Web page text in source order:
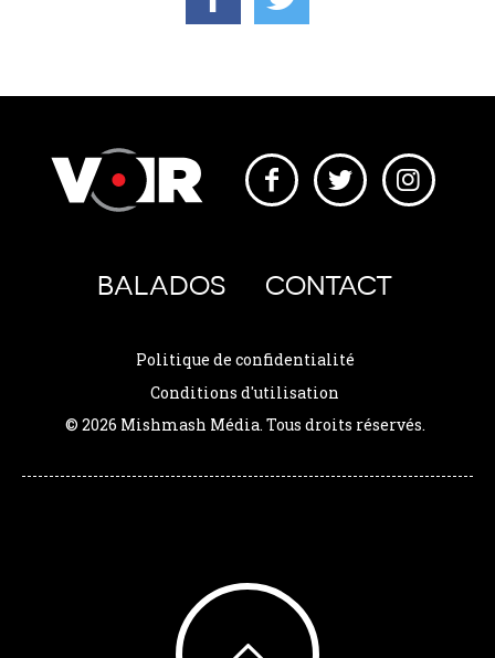
BALADOS CONTACT
Politique de confidentialité
Conditions d'utilisation
© 2026 Mishmash Média. Tous droits réservés.